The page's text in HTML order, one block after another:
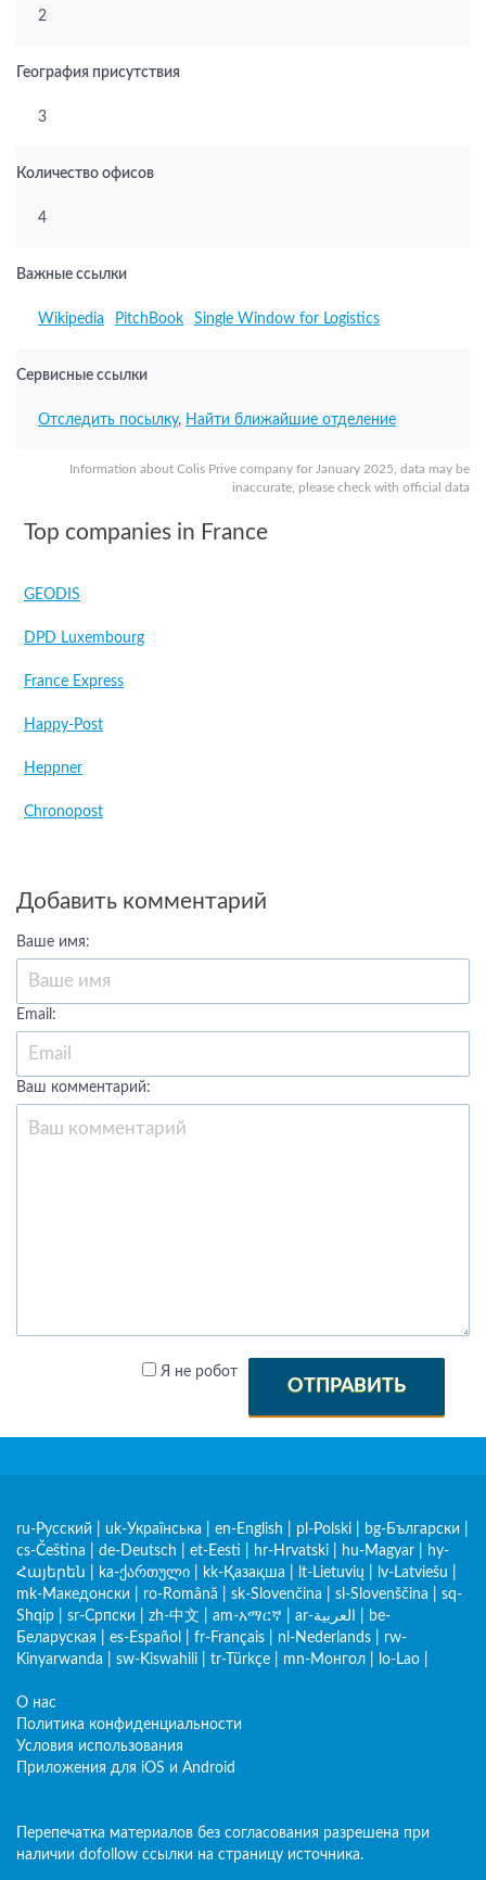
Information about Colis Prive company for January 2025, data may be
inaccurate, please check with official data
2
География присутствия
3
Количество офисов
4
Важные ссылки
Wikipedia PitchBook Single Window for Logistics
Сервисные ссылки
Отследить посылку, Найти ближайшие отделение
Top companies in France
GEODIS
DPD Luxembourg
France Express
Happy-Post
Heppner
Chronopost
Добавить комментарий
Ваше имя:
Email:
Ваш комментарий:
Я не робот
ОТПРАВИТЬ
ru-Русский uk-Українська en-English pl-Polski bg-Български
cs-Čeština
de-Deutsch et-Eesti hr-Hrvatski hu-Magyar
hy-
Հայերեն
ka-ქართული kk-Қазақша lt-Lietuvių lv-Latviešu
mk-Македонски
ro-Română sk-Slovenčina sl-Slovenščina
sq-
Shqip
sr-Српски zh-中文 am-አማርኛ ar-العربية
be-
Беларуская
es-Español fr-Français nl-Nederlands
rw-
Kinyarwanda
sw-Kiswahili tr-Türkçe mn-Монгол lo-Lao
О нас
Политика конфиденциальности
Условия использования
Приложения для iOS и Android
Перепечатка материалов без согласования разрешена при
наличии dofollow ссылки на страницу источника.